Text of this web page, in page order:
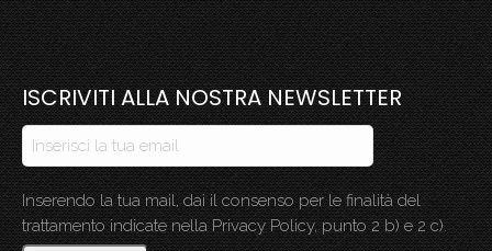
ISCRIVITI ALLA NOSTRA NEWSLETTER
Inserendo la tua mail, dai il consenso per le finalità del
trattamento indicate nella Privacy Policy, punto 2 b) e 2 c).